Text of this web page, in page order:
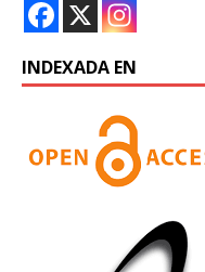
INDEXADA EN